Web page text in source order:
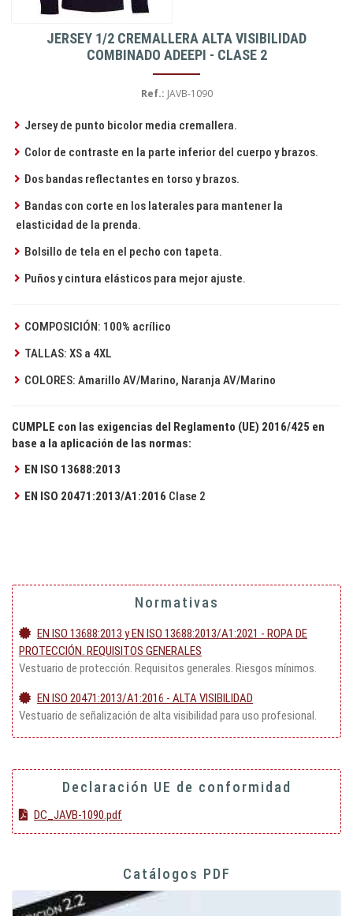
JERSEY 1/2 CREMALLERA ALTA VISIBILIDAD
COMBINADO ADEEPI - CLASE 2
Ref.: JAVB-1090
Jersey de punto bicolor media cremallera.
Color de contraste en la parte inferior del cuerpo y brazos.
Dos bandas reflectantes en torso y brazos.
Bandas con corte en los laterales para mantener la
elasticidad de la prenda.
Bolsillo de tela en el pecho con tapeta.
Puños y cintura elásticos para mejor ajuste.
COMPOSICIÓN: 100% acrílico
TALLAS: XS a 4XL
COLORES: Amarillo AV/Marino, Naranja AV/Marino
CUMPLE con las exigencias del Reglamento (UE) 2016/425 en
base a la aplicación de las normas:
EN ISO 13688:2013
EN ISO 20471:2013/A1:2016 Clase 2
Normativas
EN ISO 13688:2013 y EN ISO 13688:2013/A1:2021 - ROPA DE
PROTECCIÓN. REQUISITOS GENERALES
Vestuario de protección. Requisitos generales. Riesgos mínimos.
EN ISO 20471:2013/A1:2016 - ALTA VISIBILIDAD
Vestuario de señalización de alta visibilidad para uso profesional.
Declaración UE de conformidad
DC_JAVB-1090.pdf
Catálogos PDF